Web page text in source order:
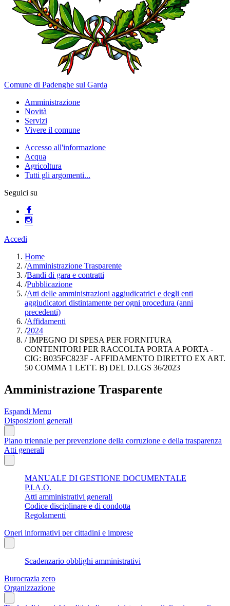
Comune di Padenghe sul Garda
Amministrazione
Novità
Servizi
Vivere il comune
Accesso all'informazione
Acqua
Agricoltura
Tutti gli argomenti...
Seguici su
Accedi
Home
/Amministrazione Trasparente
/Bandi di gara e contratti
/Pubblicazione
/Atti delle amministrazioni aggiudicatrici e degli enti
aggiudicatori distintamente per ogni procedura (anni
precedenti)
/Affidamenti
/2024
/IMPEGNO DI SPESA PER FORNITURA
CONTENITORI PER RACCOLTA PORTA A PORTA -
CIG: B035FC823F - AFFIDAMENTO DIRETTO EX ART.
50 COMMA 1 LETT. B) DEL D.LGS 36/2023
Amministrazione Trasparente
Espandi Menu
Disposizioni generali
Piano triennale per prevenzione della corruzione e della trasparenza
Atti generali
MANUALE DI GESTIONE DOCUMENTALE
P.I.A.O.
Atti amministrativi generali
Codice disciplinare e di condotta
Regolamenti
Oneri informativi per cittadini e imprese
Scadenzario obblighi amministrativi
Burocrazia zero
Organizzazione